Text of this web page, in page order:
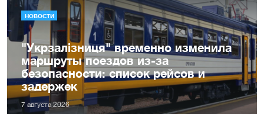
НОВОСТИ
"Укрзалізниця" временно изменила
маршруты поездов из-за
безопасности: список рейсов и
задержек
7 августа 2026